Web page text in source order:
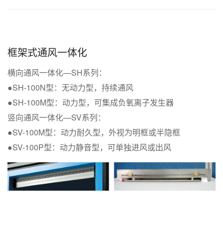
框架式通风一体化
横向通风一体化—SH系列：
●SH-100N型：无动力型，持续通风
●SH-100M型：动力型，可集成负氧离子发生器
竖向通风一体化—SV系列：
●SV-100M型：动力耐久型，外视为明框或半隐框
●SV-100P型：动力静音型，可单独进风或出风